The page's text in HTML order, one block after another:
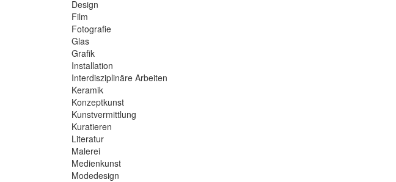
Design
Film
Fotografie
Glas
Grafik
Installation
Interdisziplinäre Arbeiten
Keramik
Konzeptkunst
Kunstvermittlung
Kuratieren
Literatur
Malerei
Medienkunst
Modedesign